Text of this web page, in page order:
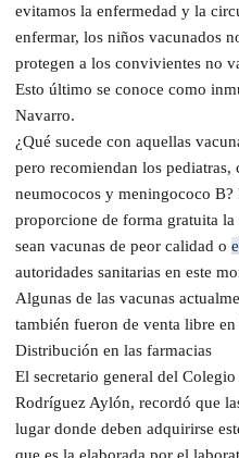
evitamos la enfermedad y la
enfermar, los niños vacunados
protegen a los convivientes no
Esto último se conoce como
Navarro.
¿Qué sucede con aquellas
pero recomiendan los pediatras,
neumococos y meningococo
proporcione de forma gratuita
sean vacunas de peor calidad o
autoridades sanitarias en este
Algunas de las vacunas
también fueron de venta libre
Distribución en las farmacias
El secretario general del
Rodríguez Aylón, recordó que
lugar donde deben adquirirse
que es la elaborada por el